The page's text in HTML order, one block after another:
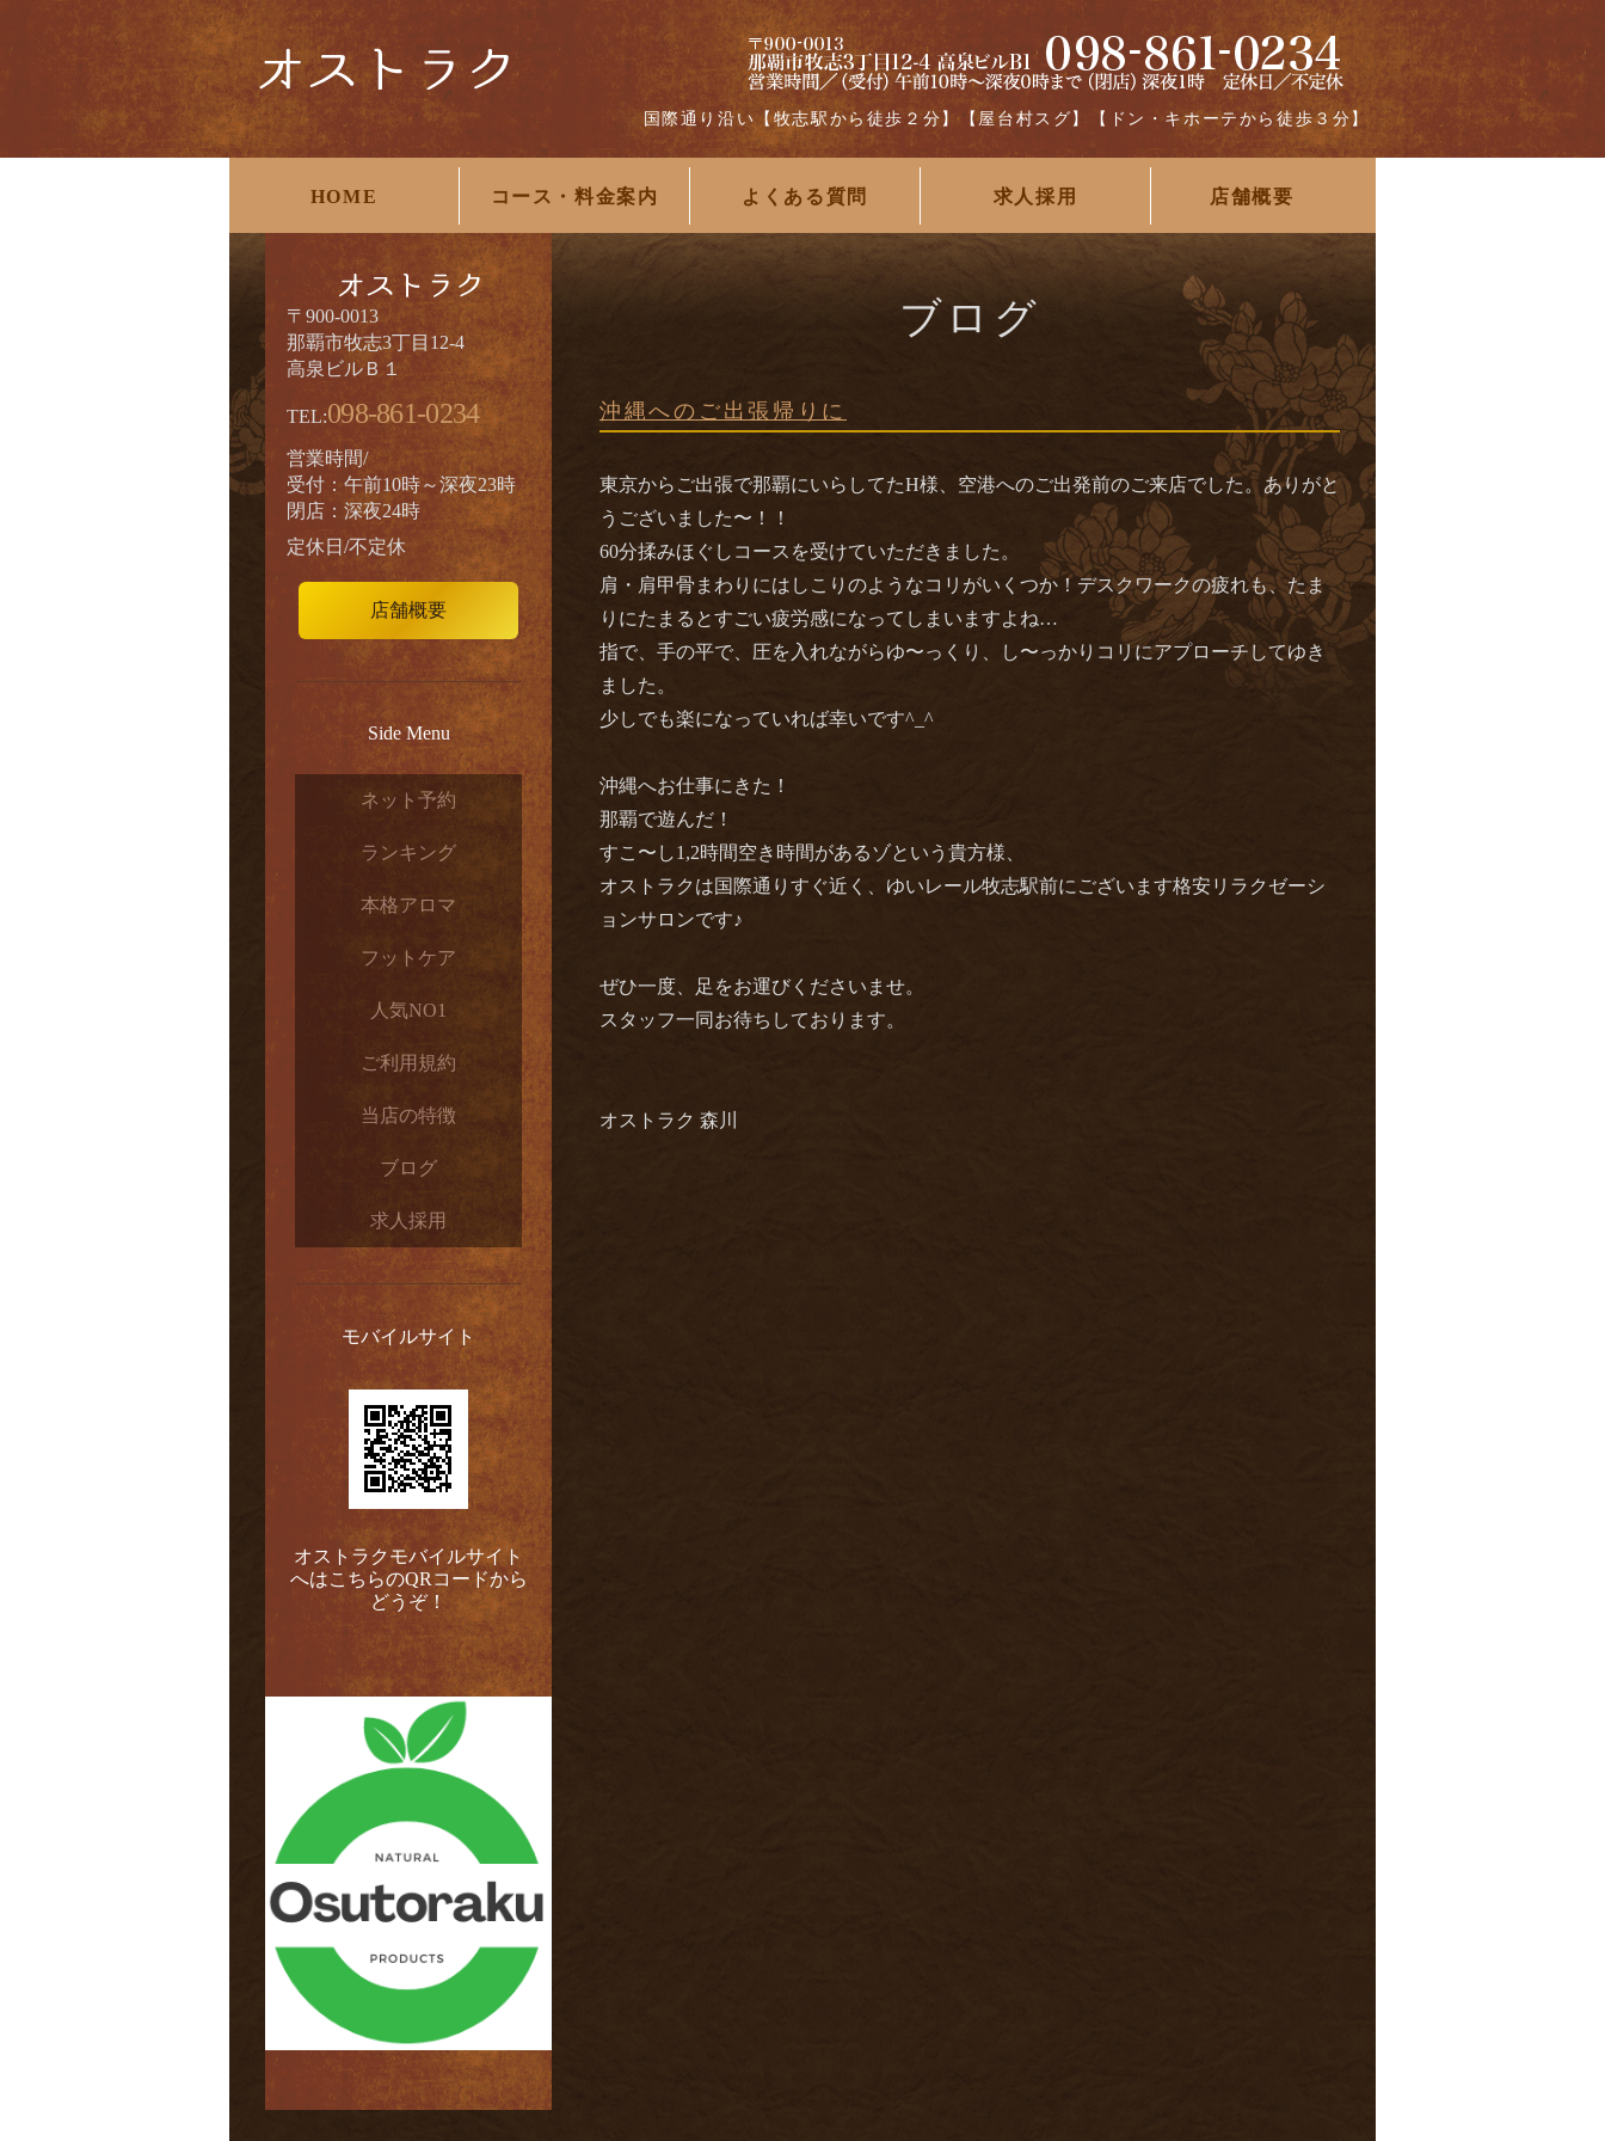
国際通り沿い【牧志駅から徒歩２分】【屋台村スグ】【ドン・キホーテから徒歩３分】
HOME コース・料金案内 よくある質問 求人採用 店舗概要
ブログ
沖縄へのご出張帰りに
東京からご出張で那覇にいらしてたH様、空港へのご出発前のご来店でした。ありがと
うございました〜！！
60分揉みほぐしコースを受けていただきました。
肩・肩甲骨まわりにはしこりのようなコリがいくつか！デスクワークの疲れも、たま
りにたまるとすごい疲労感になってしまいますよね…
指で、手の平で、圧を入れながらゆ〜っくり、し〜っかりコリにアプローチしてゆき
ました。
少しでも楽になっていれば幸いです^_^
沖縄へお仕事にきた！
那覇で遊んだ！
すこ〜し1,2時間空き時間があるゾという貴方様、
オストラクは国際通りすぐ近く、ゆいレール牧志駅前にございます格安リラクゼーシ
ョンサロンです♪
ぜひ一度、足をお運びくださいませ。
スタッフ一同お待ちしております。
オストラク 森川
〒900-0013
那覇市牧志3丁目12-4
高泉ビルＢ１
TEL:098-861-0234
営業時間/
受付：午前10時～深夜23時
閉店：深夜24時
定休日/不定休
店舗概要
Side Menu
ネット予約
ランキング
本格アロマ
フットケア
人気NO1
ご利用規約
当店の特徴
ブログ
求人採用
モバイルサイト
オストラクモバイルサイト
へはこちらのQRコードから
どうぞ！